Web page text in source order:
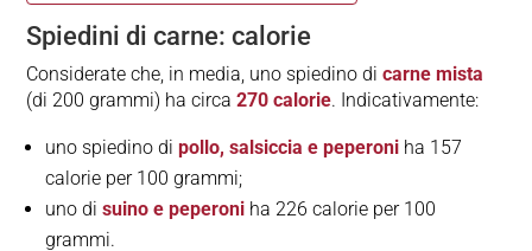
Spiedini di carne: calorie
Considerate che, in media, uno spiedino dicarne mista
(di 200 grammi) ha circa270 calorie. Indicativamente:
uno spiedino dipollo, salsiccia e peperoni ha 157
calorie per 100 grammi;
uno disuino e peperoni ha 226 calorie per 100
grammi.